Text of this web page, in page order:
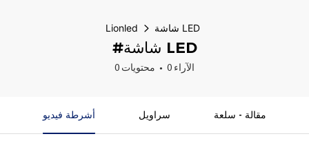
Lionled شاشة LED
#شاشة LED
0 محتويات 0 الآراء
أشرطة فيديو سراويل مقالة - سلعة